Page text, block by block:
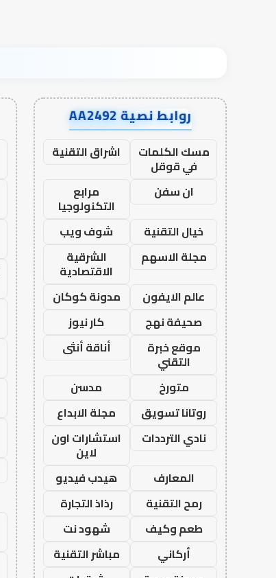
روابط نصية AA2492
مسك الكلمات
في قوقل
اشراق التقنية
ان سفن
مرابع
التكنولوجيا
خيال التقنية
شوف ويب
مجلة الاسهم
الشرقية
الاقتصادية
عالم الايفون
مدونة كوكان
صحيفة نهج
كار نيوز
موقع خبرة
التقني
أناقة أنثى
متورخ
مدسن
روتانا تسويق
مجلة الابداع
نادي الترددات
استشارات اون
لاين
المعارف
هيدب فيديو
رمح التقنية
رذاذ التجارة
طعم وكيف
شهود نت
أركاني
مباشر التقنية